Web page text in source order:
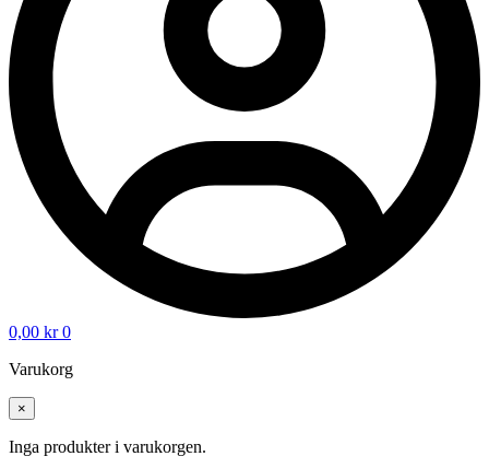
0,00 kr 0
Varukorg
×
Inga produkter i varukorgen.